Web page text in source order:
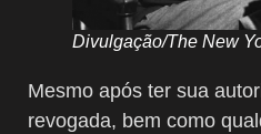
Divulgação/The New
Mesmo após ter sua
revogada, bem como